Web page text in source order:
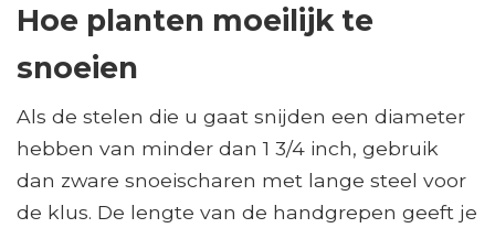
Hoe planten moeilijk te
snoeien
Als de stelen die u gaat snijden een diameter
hebben van minder dan 1 3/4 inch, gebruik
dan zware snoeischaren met lange steel voor
de klus. De lengte van de handgrepen geeft je